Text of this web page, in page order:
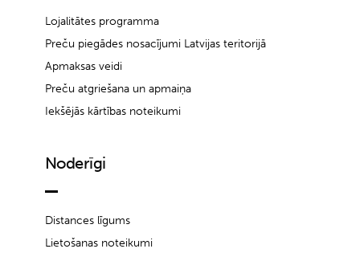
Lojalitātes programma
Preču piegādes nosacījumi Latvijas teritorijā
Apmaksas veidi
Preču atgriešana un apmaiņa
Iekšējās kārtības noteikumi
Noderīgi
Distances līgums
Lietošanas noteikumi